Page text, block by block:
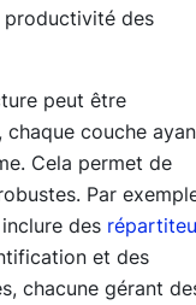
productivité des
peut être
chaque couche
Cela permet de
Par
des
et des
chacune gérant